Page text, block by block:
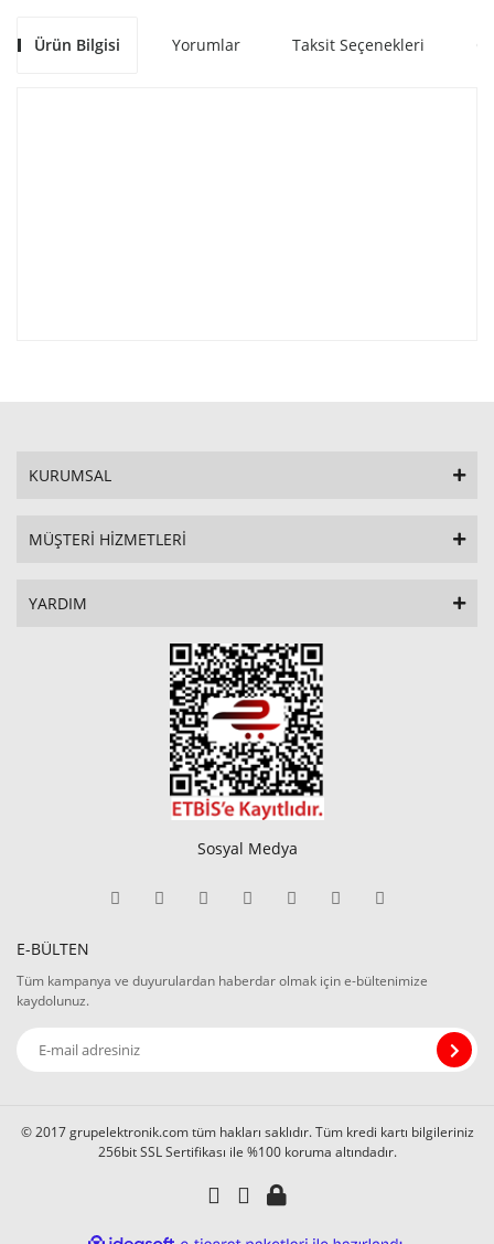
Ürün Bilgisi Yorumlar Taksit Seçenekleri
KURUMSAL
MÜŞTERİ HİZMETLERİ
YARDIM
Sosyal Medya
E-BÜLTEN
Tüm kampanya ve duyurulardan haberdar olmak için e-bültenimize
kaydolunuz.
© 2017 grupelektronik.com tüm hakları saklıdır. Tüm kredi kartı bilgileriniz
256bit SSL Sertifikası ile %100 koruma altındadır.